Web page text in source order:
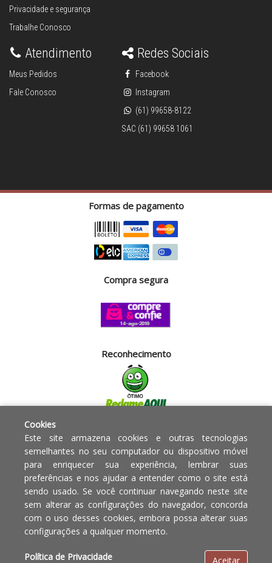
Privacidade e segurança
Trabalhe Conosco
Atendimento
Meus Pedidos
Fale Conosco
Redes Sociais
Facebook
Instagram
(61) 99658-8122
SAC (61) 99658 1061
Formas de pagamento
Compra segura
Reconhecimento
Powered by:
Copyright © 2010 - 2017 Razão
social Blumenau - RA OBJETOS PARA
O LAR EIRELI CNPJ -
E loja 33 Asa Sul - Brasília-DF - CEP:
Em caso de divergência de
preços, o valor válido é o do
Cookies
Este site armazena cookies e outras tecnologias
semelhantes no seu computador ou dispositivo móvel
para enriquecer sua experiência, lembrar suas
preferências e nos ajudar a entender como o site está
sendo usado. Se você continuar navegando neste site
sem alterar as configurações do navegador, concorda
com o uso desses cookies, embora possa alterar suas
configurações a qualquer momento.
Política de Privacidade Aceitar